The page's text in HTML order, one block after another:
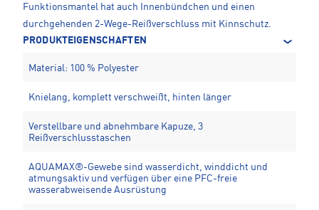
Funktionsmantel hat auch Innenbündchen und einen
durchgehenden 2-Wege-Reißverschluss mit Kinnschutz.
PRODUKTEIGENSCHAFTEN
Material: 100 % Polyester
Knielang, komplett verschweißt, hinten länger
Verstellbare und abnehmbare Kapuze, 3
Reißverschlusstaschen
AQUAMAX®-Gewebe sind wasserdicht, winddicht und
atmungsaktiv und verfügen über eine PFC-freie
wasserabweisende Ausrüstung